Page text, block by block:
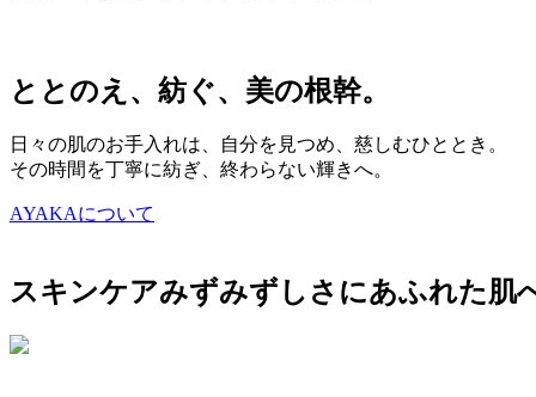
ととのえ、紡ぐ、美の根幹。
日々の肌のお手入れは、自分を見つめ、慈しむひととき。
その時間を丁寧に紡ぎ、終わらない輝きへ。
AYAKAについて
スキンケアみずみずしさにあふれた肌